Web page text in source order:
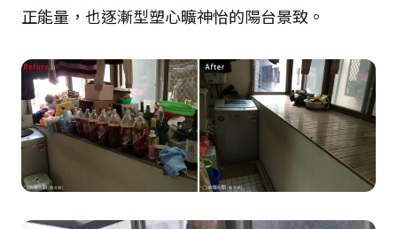
正能量，也逐漸型塑心曠神怡的陽台景致。